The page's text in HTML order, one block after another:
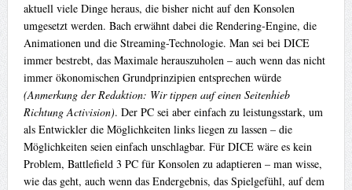
aktuell viele Dinge heraus, die bisher nicht auf den Konsolen
umgesetzt werden. Bach erwähnt dabei die Rendering-Engine, die
Animationen und die Streaming-Technologie. Man sei bei DICE
immer bestrebt, das Maximale herauszuholen – auch wenn das nicht
immer ökonomischen Grundprinzipien entsprechen würde
(Anmerkung der Redaktion: Wir tippen auf einen Seitenhieb
Richtung Activision). Der PC sei aber einfach zu leistungsstark, um
als Entwickler die Möglichkeiten links liegen zu lassen – die
Möglichkeiten seien einfach unschlagbar. Für DICE wäre es kein
Problem, Battlefield 3 PC für Konsolen zu adaptieren – man wisse,
wie das geht, auch wenn das Endergebnis, das Spielgefühl, auf dem